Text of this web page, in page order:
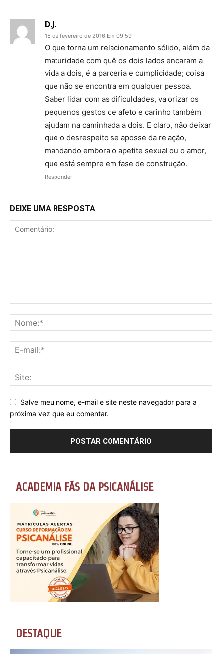
D.J.
15 de fevereiro de 2016 Em 09:59
O que torna um relacionamento sólido, além da
maturidade com quê os dois lados encaram a
vida a dois, é a parceria e cumplicidade; coisa
que não se encontra em qualquer pessoa.
Saber lidar com as dificuldades, valorizar os
pequenos gestos de afeto e carinho também
ajudam na caminhada a dois. E claro, não deixar
que o desrespeito se aposse da relação,
mandando embora o apetite sexual ou o amor,
que está sempre em fase de construção.
Responder
DEIXE UMA RESPOSTA
Salve meu nome, e-mail e site neste navegador para a
próxima vez que eu comentar.
ACADEMIA FÃS DA PSICANÁLISE
DESTAQUE